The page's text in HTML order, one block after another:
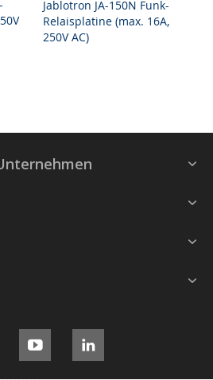
Jablotron JA-150N Funk-
Relaisplatine (max. 16A,
250V AC)